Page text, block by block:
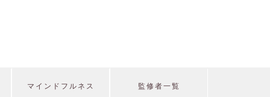
マインドフルネス 監修者一覧